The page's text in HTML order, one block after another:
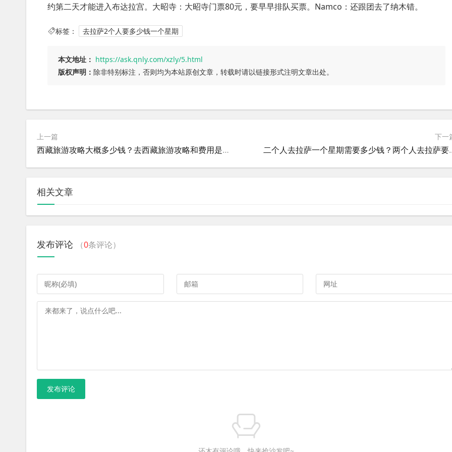
约第二天才能进入布达拉宫。大昭寺：大昭寺门票80元，要早早排队买票。Namco：还跟团去了纳木错。
标签： 去拉萨2个人要多少钱一个星期
本文地址： https://ask.qnly.com/xzly/5.html
版权声明： 除非特别标注，否则均为本站原创文章，转载时请以链接形式注明文章出处。
上一篇
西藏旅游攻略大概多少钱？去西藏旅游攻略和费用是多少
下一
二个人去拉萨一
相关文章
发布评论 （0条评论）
发布评论